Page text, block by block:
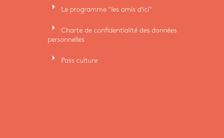
arrow_right Le programme "les amis d'ici"
arrow_right
Charte de confidentialité des données
personnelles
arrow_right Pass culture